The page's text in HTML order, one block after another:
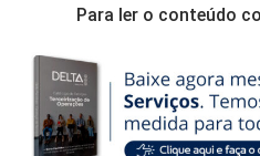
Para ler o conteúdo